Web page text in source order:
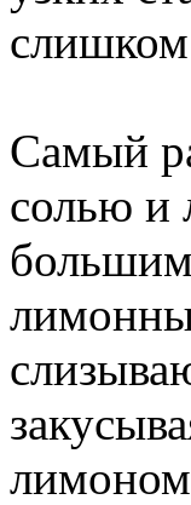
Самый
солью и